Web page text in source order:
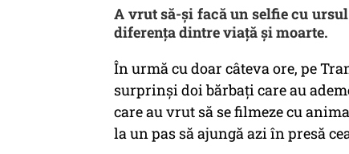
A vrut să-și facă un selfie cu
diferența dintre viață și moarte.
În urmă cu doar câteva ore, pe
surprinși doi bărbați care au
care au vrut să se filmeze cu
la un pas să ajungă azi în presă